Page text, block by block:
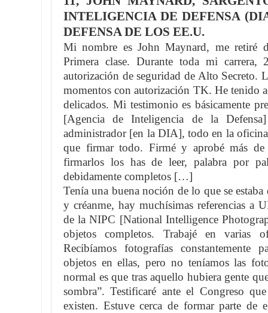
INTELIGENCIA DE DEFENSA
DEFENSA DE LOS EE.U.
Mi nombre es John Maynard, me retiré
Primera clase. Durante toda mi carrera,
autorización de seguridad de Alto Secreto.
momentos con autorización TK. He tenido
delicados. Mi testimonio es básicamente
[Agencia de Inteligencia de la
administrador [en la DIA], todo en la
que firmar todo. Firmé y aprobé más de
firmarlos los has de leer, palabra por
debidamente completos […]
Tenía una buena noción de lo que se
y créanme, hay muchísimas referencias a
de la NIPC [National Intelligence
objetos completos. Trabajé en varias
Recibíamos fotografías
objetos en ellas, pero no teníamos las
normal es que tras aquello hubiera gente
sombra”. Testificaré ante el Congreso
existen. Estuve cerca de formar parte